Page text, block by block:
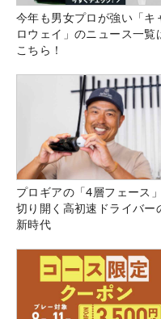
今年も男女プロが強い「キ
ロウェイ」のニュース一覧
こちら！
プロギアの「4層フェース
切り開く高初速ドライバー
新時代